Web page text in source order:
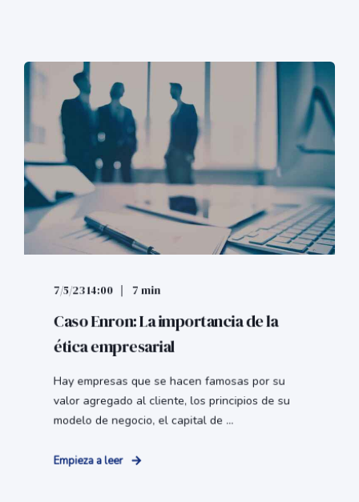
7/5/23 14:00 7 min
Caso Enron: La importancia de la
ética empresarial
Hay empresas que se hacen famosas por su
valor agregado al cliente, los principios de su
modelo de negocio, el capital de ...
Empieza a leer